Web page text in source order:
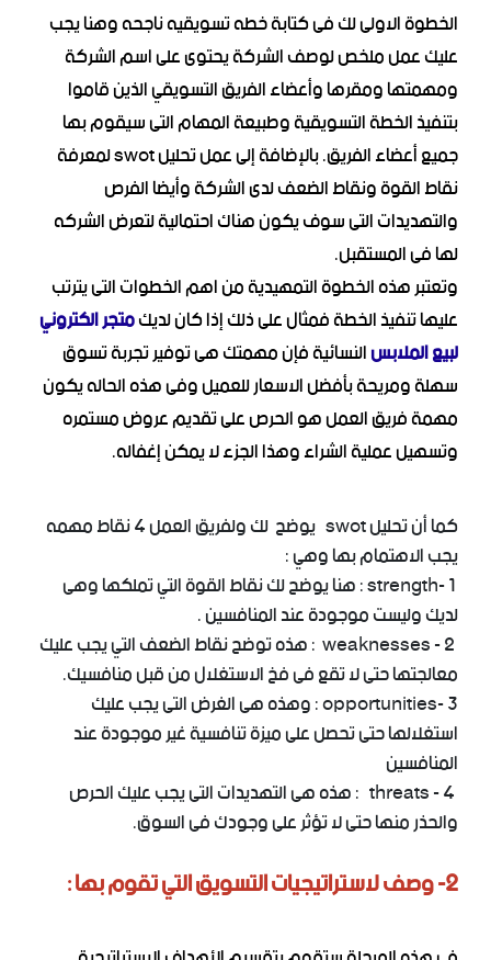
الخطوة الاولى لك فى كتابة خطه تسويقيه ناجحه وهنا يجب
عليك عمل ملخص لوصف الشركة يحتوى على اسم الشركة
ومهمتها ومقرها وأعضاء الفريق التسويقي الذين قاموا
بتنفيذ الخطة التسويقية وطبيعة المهام التى سيقوم بها
جميع أعضاء الفريق. بالإضافة إلى عمل تحليل swot لمعرفة
نقاط القوة ونقاط الضعف لدى الشركة وأيضا الفرص
والتهديدات التى سوف يكون هناك احتمالية لتعرض الشركه
لها فى المستقبل.
وتعتبر هذه الخطوة التمهيدية من اهم الخطوات التى يترتب
عليها تنفيذ الخطة فمثال على ذلك إذا كان لديكمتجر الكتروني
لبيع الملابسالنسائية فإن مهمتك هى توفير تجربة تسوق
سهلة ومريحة بأفضل الاسعار للعميل وفى هذه الحاله يكون
مهمة فريق العمل هو الحرص على تقديم عروض مستمره
وتسهيل عملية الشراء وهذا الجزء لا يمكن إغفاله.
كما أن تحليل swot يوضح لك ولفريق العمل 4 نقاط مهمه
يجب الاهتمام بها وهي :
strength- 1 : هنا يوضح لك نقاط القوة التي تملكها وهى
لديك وليست موجودة عند المنافسين .
weaknesses - 2 : هذه توضح نقاط الضعف التي يجب عليك
معالجتها حتى لا تقع فى فخ الاستغلال من قبل منافسيك.
opportunities- 3 : وهذه هى الغرض التى يجب عليك
استغلالها حتى تحصل على ميزة تنافسية غير موجودة عند
المنافسين
threats - 4 : هذه هى التهديدات التى يجب عليك الحرص
والحذر منها حتى لا تؤثر على وجودك فى السوق.
2- وصف لاستراتيجيات التسويق التي تقوم بها :